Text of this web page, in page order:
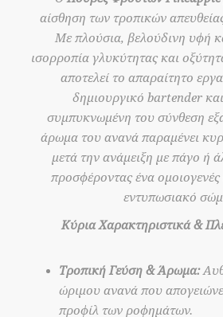
αίσθηση των τροπικών
Με πλούσια, βελούδινη υφή
ισορροπία γλυκύτητας και
αποτελεί το απαραίτητο
δημιουργικό bartender
συμπυκνωμένη του σύνθεση
άρωμα του ανανά παραμένει
μετά την ανάμειξη με πάγο ή
προσφέροντας ένα
εντυπωσιακό
Κύρια Χαρακτηριστικά &
Τροπική Γεύση & Άρωμα:
ώριμου ανανά που
προφίλ των ροφημάτων.